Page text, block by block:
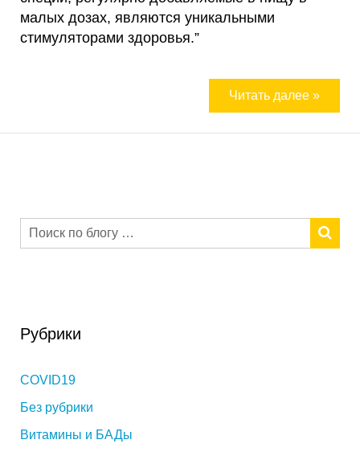
малых дозах, являются уникальными
стимуляторами здоровья.”
Читать далее »
Рубрики
COVID19
Без рубрики
Витамины и БАДы